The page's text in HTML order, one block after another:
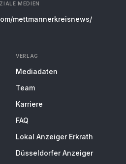
MEDIEN
mettmannerkreisnews/
VERLAG
Mediadaten
Team
Karriere
FAQ
Lokal Anzeiger Erkrath
Düsseldorfer Anzeiger